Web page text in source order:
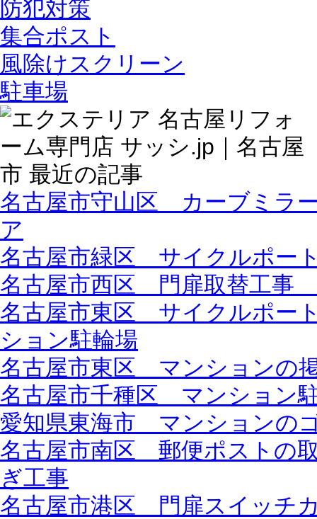
防犯対策
集合ポスト
風除けスクリーン
駐車場
名古屋市守山区 カーブミラ
ア
名古屋市緑区 サイクルポー
名古屋市西区 門扉取替工事
名古屋市東区 サイクルポー
ション駐輪場
名古屋市東区 マンションの
名古屋市千種区 マンション
愛知県東海市 マンションの
名古屋市南区 郵便ポストの
ぎ工事
名古屋市港区 門扉スイッチ